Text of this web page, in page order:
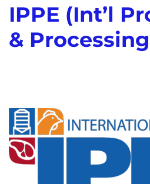
IPPE (Int’l
&